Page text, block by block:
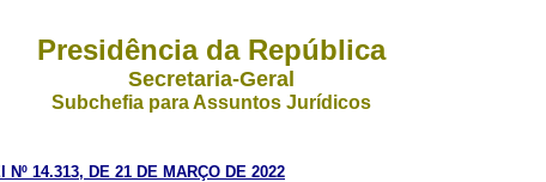
Presidência da República
Secretaria-Geral
Subchefia para Assuntos Jurídicos
Nº 14.313, DE 21 DE MARÇO DE 2022